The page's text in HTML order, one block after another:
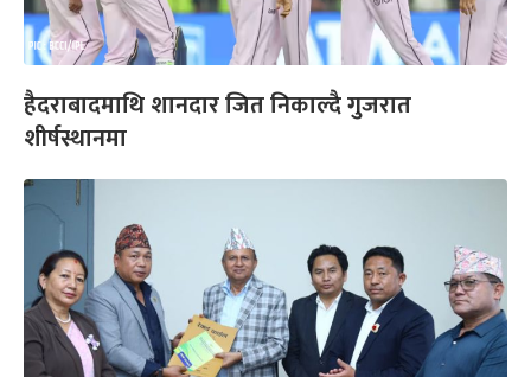
हैदराबादमाथि शानदार जित निकाल्दै गुजरात
शीर्षस्थानमा